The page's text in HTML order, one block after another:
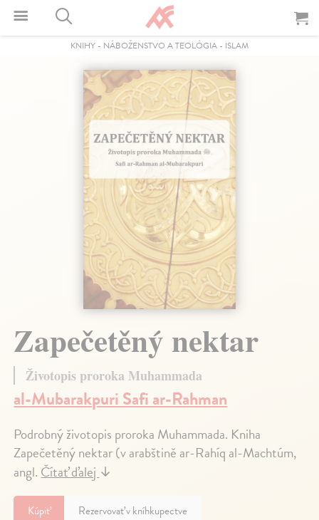
KNIHY - NÁBOŽENSTVO A TEOLÓGIA - ISLAM
Zapečetěný nektar
Životopis proroka Muhammada
al-Mubarakpuri Safi ar-Rahman
Podrobný životopis proroka Muhammada. Kniha
Zapečetěný nektar (v arabštině ar-Rahíq al-Machtúm,
angl.Čítať ďalej↓
Kúpiť Rezervovať v kníhkupectve